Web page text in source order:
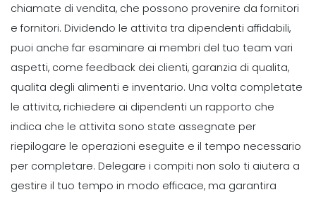
chiamate di vendita, che possono provenire da fornitori
e fornitori. Dividendo le attivita tra dipendenti affidabili,
puoi anche far esaminare ai membri del tuo team vari
aspetti, come feedback dei clienti, garanzia di qualita,
qualita degli alimenti e inventario. Una volta completate
le attivita, richiedere ai dipendenti un rapporto che
indica che le attivita sono state assegnate per
riepilogare le operazioni eseguite e il tempo necessario
per completare. Delegare i compiti non solo ti aiutera a
gestire il tuo tempo in modo efficace, ma garantira